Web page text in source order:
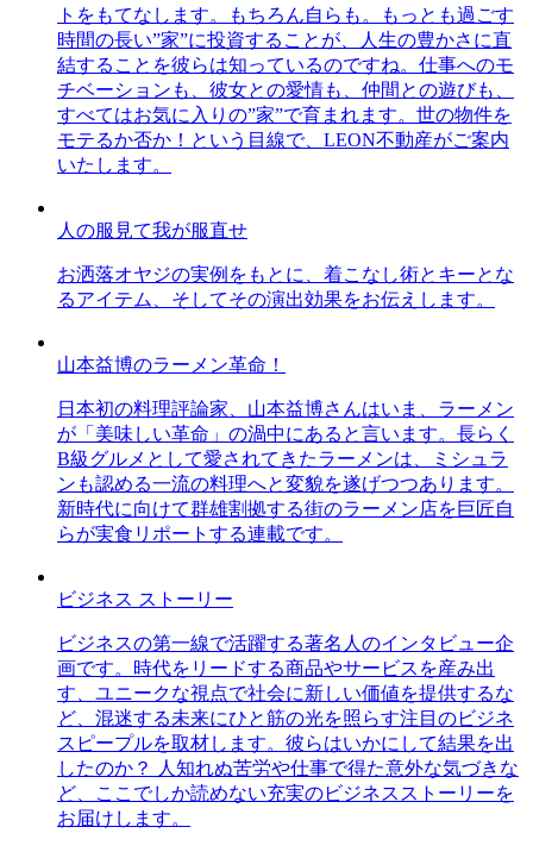
トをもてなします。もちろん自らも。もっとも過ごす
時間の長い”家”に投資することが、人生の豊かさに直
結することを彼らは知っているのですね。仕事へのモ
チベーションも、彼女との愛情も、仲間との遊びも、
すべてはお気に入りの”家”で育まれます。世の物件を
モテるか否か！という目線で、LEON不動産がご案内
いたします。
人の服見て我が服直せ
お洒落オヤジの実例をもとに、着こなし術とキーとな
るアイテム、そしてその演出効果をお伝えします。
山本益博のラーメン革命！
日本初の料理評論家、山本益博さんはいま、ラーメン
が「美味しい革命」の渦中にあると言います。長らく
B級グルメとして愛されてきたラーメンは、ミシュラ
ンも認める一流の料理へと変貌を遂げつつあります。
新時代に向けて群雄割拠する街のラーメン店を巨匠自
らが実食リポートする連載です。
ビジネス ストーリー
ビジネスの第一線で活躍する著名人のインタビュー企
画です。時代をリードする商品やサービスを産み出
す、ユニークな視点で社会に新しい価値を提供するな
ど、混迷する未来にひと筋の光を照らす注目のビジネ
スピープルを取材します。彼らはいかにして結果を出
したのか？ 人知れぬ苦労や仕事で得た意外な気づきな
ど、ここでしか読めない充実のビジネスストーリーを
お届けします。